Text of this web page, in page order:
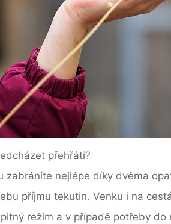
přehřátí?
zabráníte nejlépe díky dvěma
příjmu tekutin. Venku i na
režim a v případě potřeby